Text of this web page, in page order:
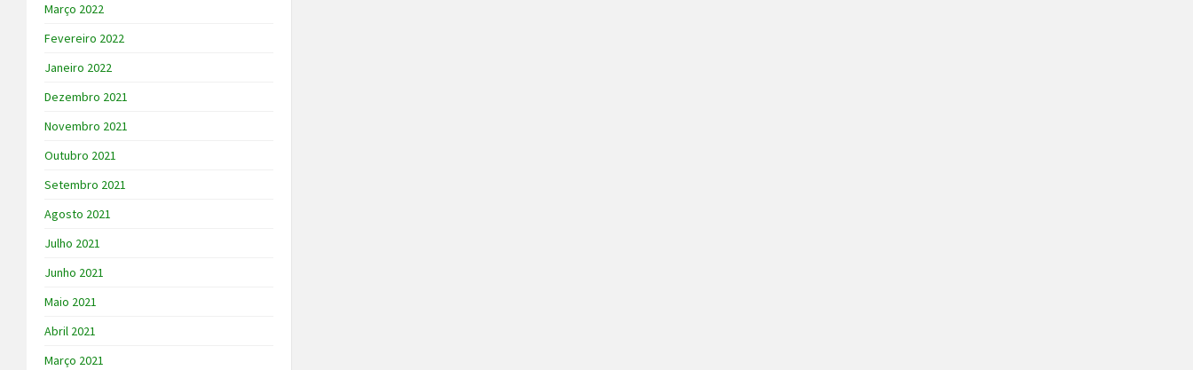
Março 2022
Fevereiro 2022
Janeiro 2022
Dezembro 2021
Novembro 2021
Outubro 2021
Setembro 2021
Agosto 2021
Julho 2021
Junho 2021
Maio 2021
Abril 2021
Março 2021